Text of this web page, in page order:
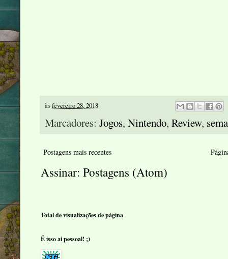
àsfevereiro 28, 2018
Marcadores: Jogos, Nintendo, Review,
Postagens mais recentes
Assinar: Postagens (Atom)
Total de visualizações de página
É isso ai pessoal! ;)